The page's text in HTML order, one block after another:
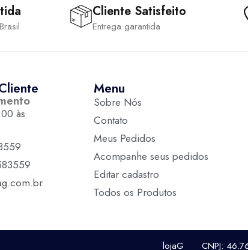
Cliente Satisfeito
Entrega garantida
às
Menu
Sobre Nós
Contato
Meus Pedidos
Acompanhe seus pedidos
Editar cadastro
Todos os Produtos
lojaG CNPJ: